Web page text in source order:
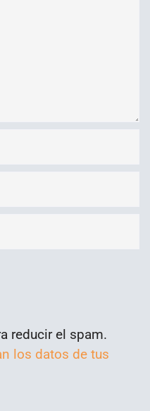
reducir el spam.
los datos de tus